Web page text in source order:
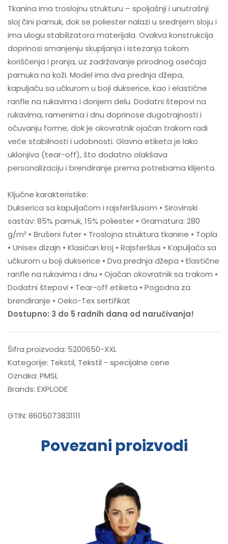
Tkanina ima troslojnu strukturu – spoljašnji i unutrašnji
sloj čini pamuk, dok se poliester nalazi u srednjem sloju i
ima ulogu stabilizatora materijala. Ovakva konstrukcija
doprinosi smanjenju skupljanja i istezanja tokom
korišćenja i pranja, uz zadržavanje prirodnog osećaja
pamuka na koži. Model ima dva prednja džepa,
kapuljaču sa učkurom u boji dukserice, kao i elastične
ranfle na rukavima i donjem delu. Dodatni štepovi na
rukavima, ramenima i dnu doprinose dugotrajnosti i
očuvanju forme, dok je okovratnik ojačan trakom radi
veće stabilnosti i udobnosti. Glavna etiketa je lako
uklonjiva (tear-off), što dodatno olakšava
personalizaciju i brendiranje prema potrebama klijenta.
Ključne karakteristike:
Dukserica sa kapuljačom i rajsferšlusom • Sirovinski
sastav: 85% pamuk, 15% poliester • Gramatura: 280
g/m² • Brušeni futer • Troslojna struktura tkanine • Topla
• Unisex dizajn • Klasičan kroj • Rajsferšlus • Kapuljača sa
učkurom u boji dukserice • Dva prednja džepa • Elastične
ranfle na rukavima i dnu • Ojačan okovratnik sa trakom •
Dodatni štepovi • Tear-off etiketa • Pogodna za
brendiranje • Oeko-Tex sertifikat
Dostupno: 3 do 5 radnih dana od naručivanja!
Šifra proizvoda: 5200650-XXL
Kategorije: Tekstil, Tekstil - specijalne cene
Oznaka: PMSL
Brands: EXPLODE
GTIN: 8605073831111
Povezani proizvodi